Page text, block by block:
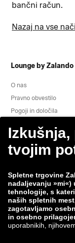
bančni račun.
Nazaj na vse
Lounge by Zalando
O nas
Pravno obvestilo
Pogoji in določila
Odstop
Delovna mesta
Prijavi ranljivost
Varnost izdelka
Skupina Zalando
Zalando